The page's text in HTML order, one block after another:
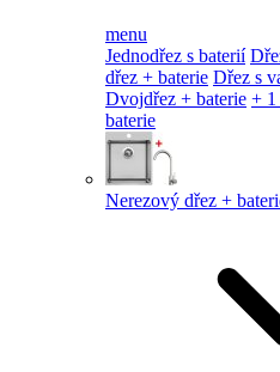
menu
Jednodřez s baterií
dřez + baterie Dřez s
Dvojdřez + baterie + 1
baterie
Nerezový dřez +